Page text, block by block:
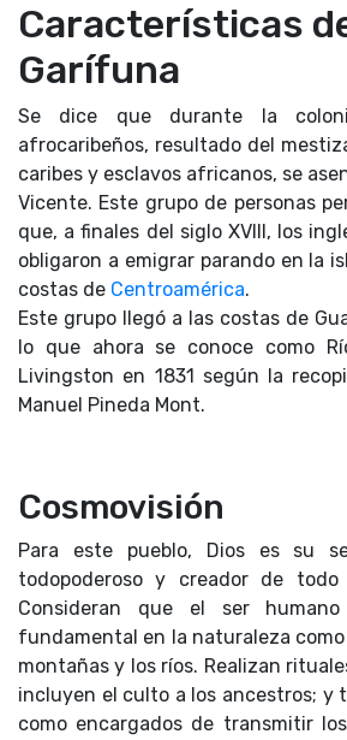
Características
Garífuna
Se dice que durante la
afrocaribeños, resultado del
caribes y esclavos africanos, se
Vicente. Este grupo de personas
que, a finales del siglo XVlll, los
obligaron a emigrar parando en la
costas de Centroamérica.
Este grupo llegó a las costas de
lo que ahora se conoce como
Livingston en 1831 según la
Manuel Pineda Mont.
Cosmovisión
Para este pueblo, Dios es su
todopoderoso y creador de
Consideran que el ser
fundamental en la naturaleza
montañas y los ríos. Realizan
incluyen el culto a los ancestros; y
como encargados de transmitir